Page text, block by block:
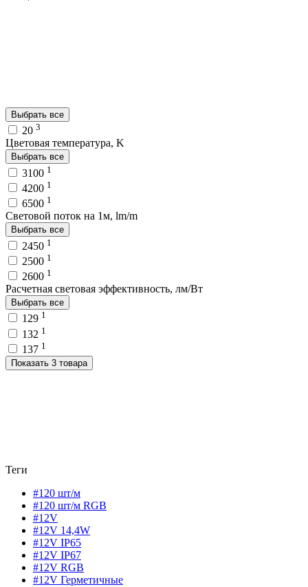
Выбрать все
20 3
Цветовая температура, K
Выбрать все
3100 1
4200 1
6500 1
Световой поток на 1м, lm/m
Выбрать все
2450 1
2500 1
2600 1
Расчетная световая эффективность, лм/Вт
Выбрать все
129 1
132 1
137 1
Показать 3 товара
Теги
#120 шт/м
#120 шт/м RGB
#12V
#12V 14,4W
#12V IP65
#12V IP67
#12V RGB
#12V Герметичные